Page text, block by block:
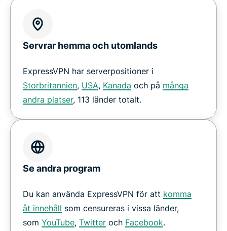
Servrar hemma och utomlands
ExpressVPN har serverpositioner i
Storbritannien, USA, Kanada och på många
andra platser, 113 länder totalt.
Se andra program
Du kan använda ExpressVPN för att komma
åt innehåll som censureras i vissa länder,
som YouTube, Twitter och Facebook.